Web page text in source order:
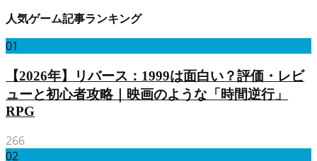
人気ゲーム記事ランキング
01
【2026年】リバース：1999は面白い？評価・レビ
ューと初心者攻略｜映画のような「時間逆行」
RPG
266
02